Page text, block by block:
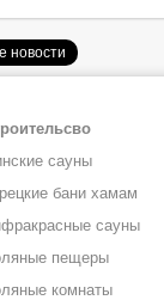
новости
сауны
бани хамам
сауны
пещеры
комнаты